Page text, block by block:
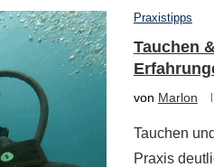
Praxistipps
Tauchen
von Marlon
Tauchen
Praxis